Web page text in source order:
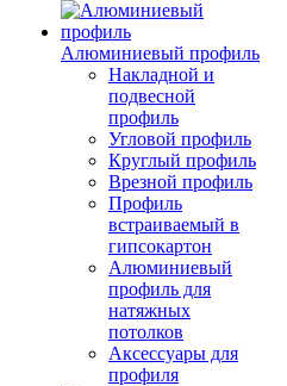
Алюминиевый профиль
Накладной и
подвесной
профиль
Угловой профиль
Круглый профиль
Врезной профиль
Профиль
встраиваемый в
гипсокартон
Алюминиевый
профиль для
натяжных
потолков
Аксессуары для
профиля